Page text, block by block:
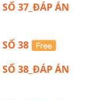
37_ĐÁP ÁN
38
38_ĐÁP ÁN